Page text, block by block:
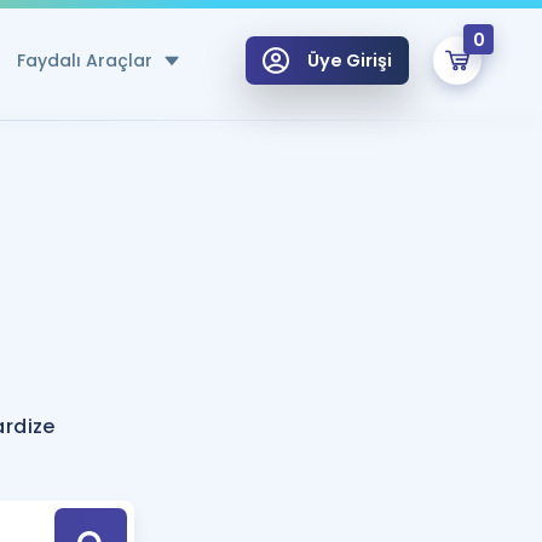
Faydalı Araçlar
Hesaplama Aracı
için Öneriler
Tek Takvimde
Üye Girişi
0
Hoca ile seni sınava hazırlayacak onlarca eğitim seni bekliyor!